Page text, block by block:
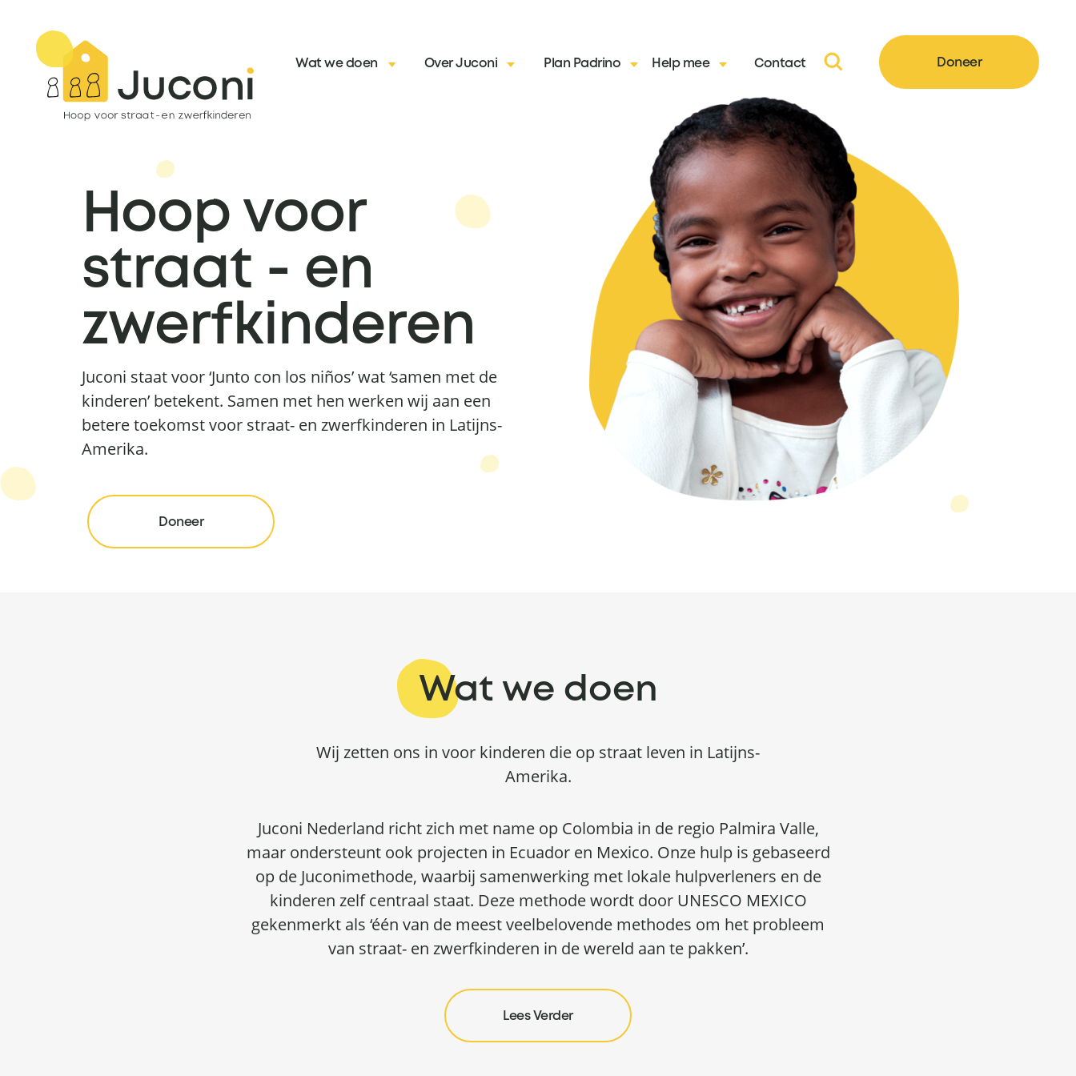
Wat we doen Over Juconi Plan Padrino Help mee Contact Doneer
Hoop voor
straat - en
zwerfkinderen
Juconi staat voor ‘Junto con los niños’ wat ‘samen met de
kinderen’ betekent. Samen met hen werken wij aan een
betere toekomst voor straat- en zwerfkinderen in Latijns-
Amerika.
Doneer
Wat we doen
Wij zetten ons in voor kinderen die op straat leven in Latijns-
Amerika.
Juconi Nederland richt zich met name op Colombia in de regio Palmira Valle,
maar ondersteunt ook projecten in Ecuador en Mexico. Onze hulp is gebaseerd
op de Juconimethode, waarbij samenwerking met lokale hulpverleners en de
kinderen zelf centraal staat. Deze methode wordt door UNESCO MEXICO
gekenmerkt als ‘één van de meest veelbelovende methodes om het probleem
van straat- en zwerfkinderen in de wereld aan te pakken’.
Lees Verder